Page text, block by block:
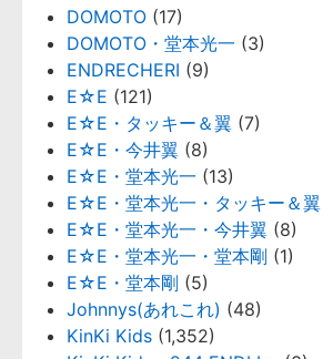
DOMOTO (17)
DOMOTO・堂本光一 (3)
ENDRECHERI (9)
E☆E (121)
E☆E・タッキー＆翼 (7)
E☆E・今井翼 (8)
E☆E・堂本光一 (13)
E☆E・堂本光一・タッキー＆翼
E☆E・堂本光一・今井翼 (8)
E☆E・堂本光一・堂本剛 (1)
E☆E・堂本剛 (5)
Johnnys(あれこれ) (48)
KinKi Kids (1,352)